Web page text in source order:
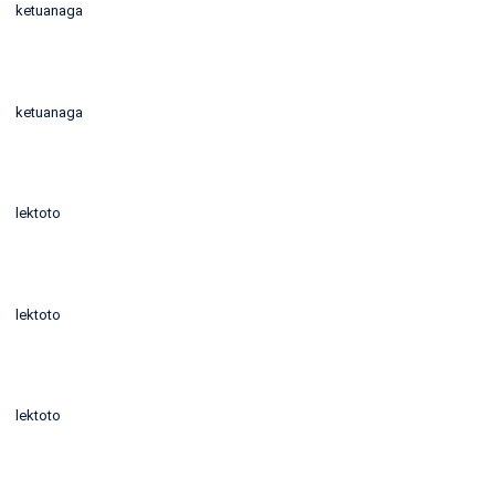
ketuanaga
ketuanaga
lektoto
lektoto
lektoto